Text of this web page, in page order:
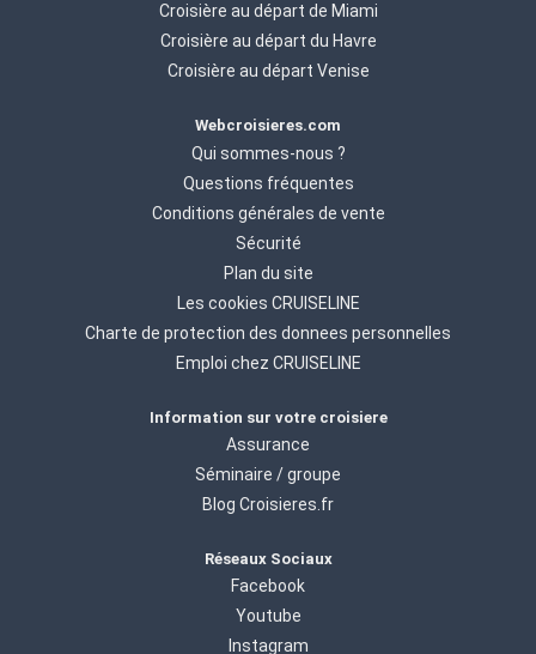
Croisière au départ de Miami
Croisière au départ du Havre
Croisière au départ Venise
Webcroisieres.com
Qui sommes-nous ?
Questions fréquentes
Conditions générales de vente
Sécurité
Plan du site
Les cookies CRUISELINE
Charte de protection des donnees personnelles
Emploi chez CRUISELINE
Information sur votre croisiere
Assurance
Séminaire / groupe
Blog Croisieres.fr
Réseaux Sociaux
Facebook
Youtube
Instagram